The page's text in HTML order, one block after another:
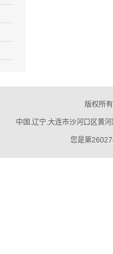
版权所
中国.辽宁.大连市沙河口区黄
您是第